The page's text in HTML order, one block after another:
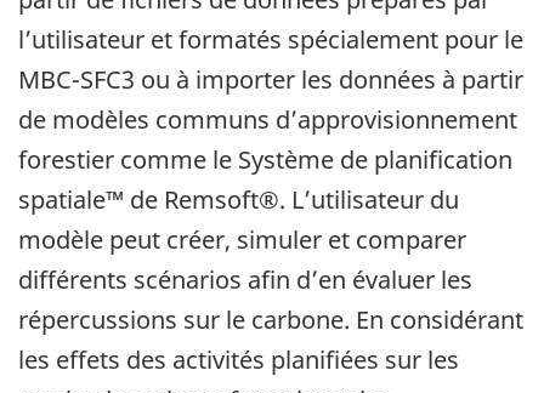
l’utilisateur et formatés spécialement pour le
MBC-SFC3 ou à importer les données à partir
de modèles communs d’approvisionnement
forestier comme le Système de planification
spatiale™ de Remsoft®. L’utilisateur du
modèle peut créer, simuler et comparer
différents scénarios afin d’en évaluer les
répercussions sur le carbone. En considérant
les effets des activités planifiées sur les